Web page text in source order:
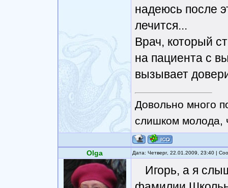
надеюсь после
лечится...
Врач, который
на пациента с
вызывает
Довольно много
слишком молода,
Olga Дата: Четверг, 22.01.2009, 23:40 |
Игорь, а я